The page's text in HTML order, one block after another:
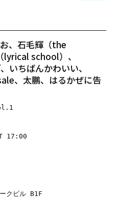
、石毛輝（the
school）、
いちばんかわいい、
、太鵬、はるかぜに告
17:00
クビル B1F